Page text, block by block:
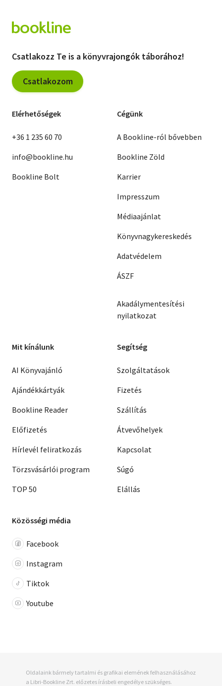
Csatlakozz Te is a könyvrajongók táborához!
Csatlakozom
Elérhetőségek
+36 1 235 60 70
info@bookline.hu
Bookline Bolt
Cégünk
A Bookline-ról bővebben
Bookline Zöld
Karrier
Impresszum
Médiaajánlat
Könyvnagykereskedés
Adatvédelem
ÁSZF
Akadálymentesítési
nyilatkozat
Mit kínálunk
AI Könyvajánló
Ajándékkártyák
Bookline Reader
Előfizetés
Hírlevél feliratkozás
Törzsvásárlói program
TOP 50
Segítség
Szolgáltatások
Fizetés
Szállítás
Átvevőhelyek
Kapcsolat
Súgó
Elállás
Közösségi média
Facebook
Instagram
Tiktok
Youtube
Oldalaink bármely tartalmi és grafikai elemének felhasználásához
a Libri-Bookline Zrt. előzetes írásbeli engedélye szükséges.